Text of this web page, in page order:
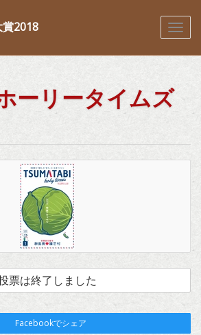
2018
ーリータイムズ
票は終了しました
Facebookでシェア